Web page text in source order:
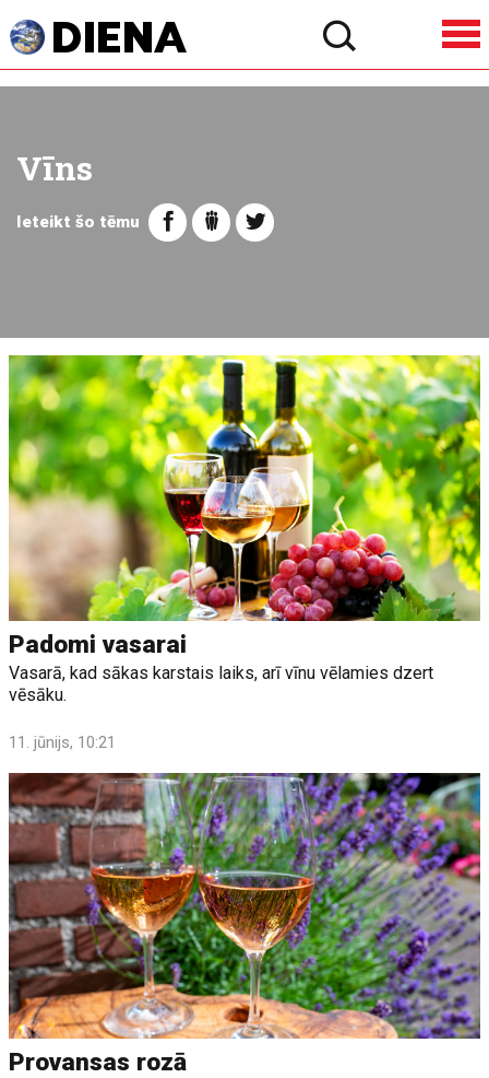
Vīns
Ieteikt šo tēmu
Padomi vasarai
Vasarā, kad sākas karstais laiks, arī vīnu vēlamies dzert
vēsāku.
11. jūnijs, 10:21
Provansas rozā